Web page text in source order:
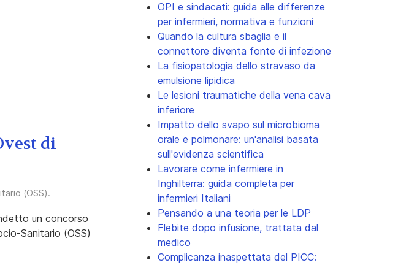
di
(OSS).
un concorso
Sanitario (OSS)
OPI e sindacati: guida alle differenze
per infermieri, normativa e funzioni
Quando la cultura sbaglia e il
connettore diventa fonte di infezione
La fisiopatologia dello stravaso da
emulsione lipidica
Le lesioni traumatiche della vena cava
inferiore
Impatto dello svapo sul microbioma
orale e polmonare: un'analisi basata
sull'evidenza scientifica
Lavorare come infermiere in
Inghilterra: guida completa per
infermieri Italiani
Pensando a una teoria per le LDP
Flebite dopo infusione, trattata dal
medico
Complicanza inaspettata del PICC: